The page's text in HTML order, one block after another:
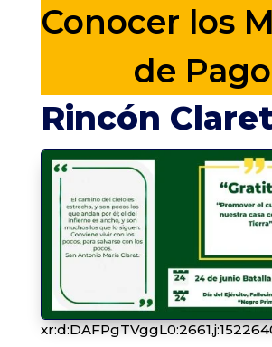
Conocer los
de Pago
Rincón